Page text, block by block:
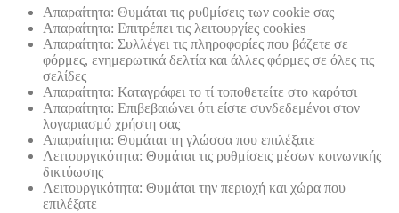
Απαραίτητα: Θυμάται τις ρυθμίσεις των cookie σας
Απαραίτητα: Επιτρέπει τις λειτουργίες cookies
Απαραίτητα: Συλλέγει τις πληροφορίες που βάζετε σε
φόρμες, ενημερωτικά δελτία και άλλες φόρμες σε όλες τις
σελίδες
Απαραίτητα: Καταγράφει το τί τοποθετείτε στο καρότσι
Απαραίτητα: Επιβεβαιώνει ότι είστε συνδεδεμένοι στον
λογαριασμό χρήστη σας
Απαραίτητα: Θυμάται τη γλώσσα που επιλέξατε
Λειτουργικότητα: Θυμάται τις ρυθμίσεις μέσων κοινωνικής
δικτύωσης
Λειτουργικότητα: Θυμάται την περιοχή και χώρα που
επιλέξατε